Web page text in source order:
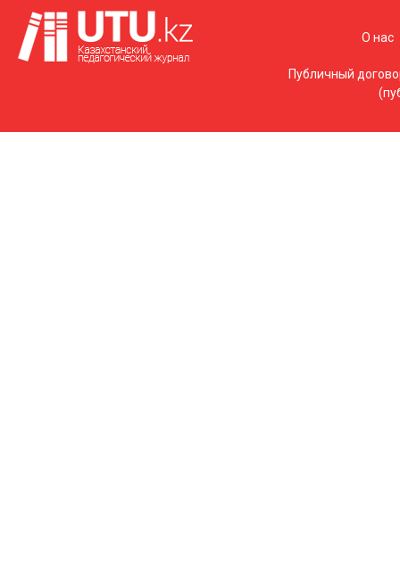
О нас
Публичный